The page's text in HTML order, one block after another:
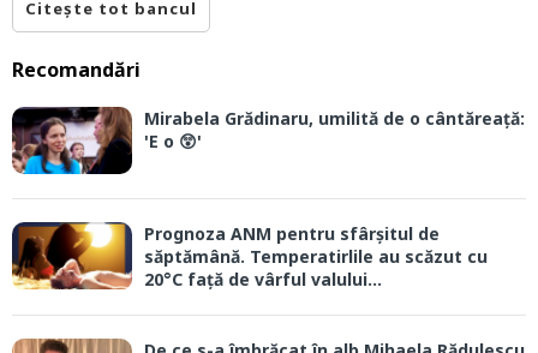
Citește tot bancul
Recomandări
Mirabela Grădinaru, umilită de o cântăreață:
'E o 😲'
Prognoza ANM pentru sfârșitul de
săptămână. Temperatirlile au scăzut cu
20°C față de vârful valului...